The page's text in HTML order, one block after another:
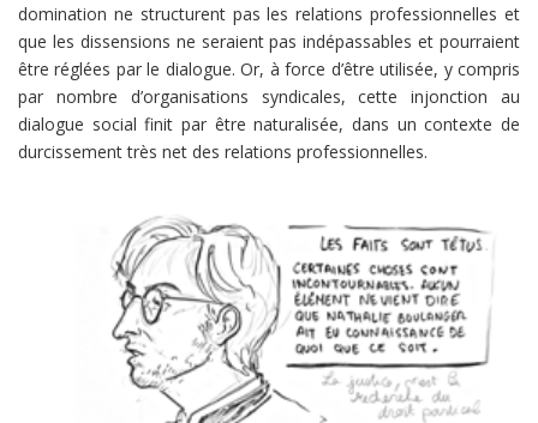
domination ne structurent pas les relations professionnelles et
que les dissensions ne seraient pas indépassables et pourraient
être réglées par le dialogue. Or, à force d’être utilisée, y compris
par nombre d’organisations syndicales, cette injonction au
dialogue social finit par être naturalisée, dans un contexte de
durcissement très net des relations professionnelles.